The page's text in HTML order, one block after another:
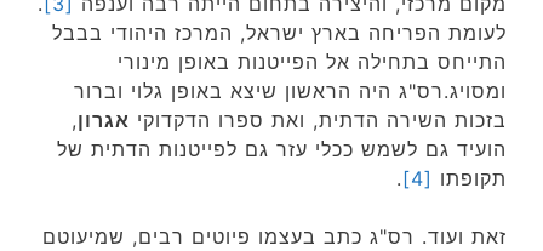
לעומת הפריחה בארץ ישראל, המרכז היהודי בבבל
התייחס בתחילה אל הפייטנות באופן מינורי
ומסויג.רס"ג היה הראשון שיצא באופן גלוי וברור
בזכות השירה הדתית, ואת ספרו הדקדוקי אגרון,
הועיד גם לשמש ככלי עזר גם לפייטנות הדתית של
תקופתו [4]
.
זאת ועוד. רס"ג כתב בעצמו פיוטים רבים, שמיעוטם